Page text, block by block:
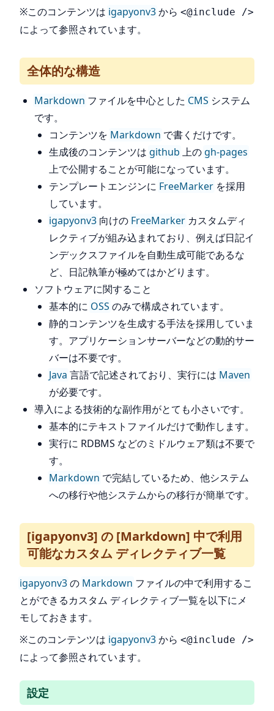
※このコンテンツは igapyonv3から <@include />
によって参照されています。
全体的な構造
Markdown ファイルを中心とした CMS システム
です。
コンテンツを Markdown で書くだけです。
生成後のコンテンツは github 上のgh-pages
上で公開することが可能になっています。
テンプレートエンジンに FreeMarker を採用
しています。
igapyonv3 向けの FreeMarker カスタムディ
レクティブが組み込まれており、例えば日記イ
ンデックスファイルを自動生成可能であるな
ど、日記執筆が極めてはかどります。
ソフトウェアに関すること
基本的に OSS のみで構成されています。
静的コンテンツを生成する手法を採用していま
す。アプリケーションサーバーなどの動的サー
バーは不要です。
Java 言語で記述されており、実行には Maven
が必要です。
導入による技術的な副作用がとても小さいです。
基本的にテキストファイルだけで動作します。
実行に RDBMS などのミドルウェア類は不要で
す。
Markdown で完結しているため、他システム
への移行や他システムからの移行が簡単です。
[igapyonv3] の [Markdown] 中で利用
可能なカスタム ディレクティブ一覧
igapyonv3の Markdown ファイルの中で利用するこ
とができるカスタム ディレクティブ一覧を以下にメ
モしておきます。
※このコンテンツは igapyonv3から <@include />
によって参照されています。
設定